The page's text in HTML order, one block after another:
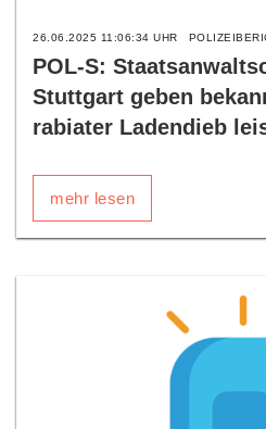
26.06.2025 11:06:34 UHR
POL-S:
Stuttgart geben
rabiater Ladendieb
mehr lesen